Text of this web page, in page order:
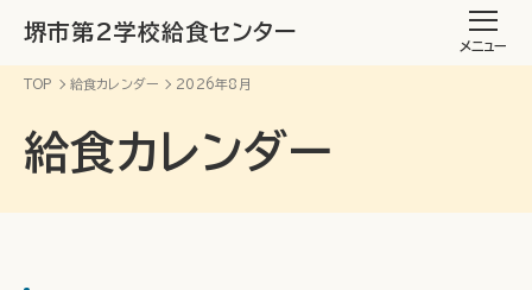
堺市第2学校給食センター
メニュー
TOP 給食カレンダー 2026年8月
給食カレンダー